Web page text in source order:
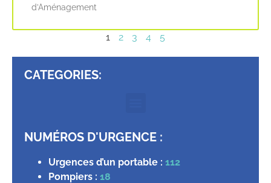
d’Aménagement
1 2 3 4 5
CATEGORIES:
NUMÉROS D'URGENCE :
Urgences d’un portable : 112
Pompiers : 18